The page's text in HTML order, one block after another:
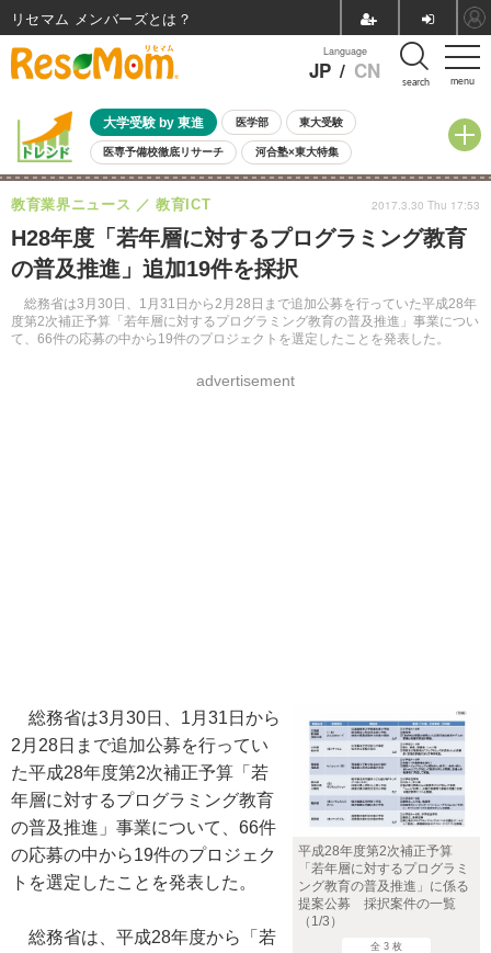
menu
Language
JP / CN search
大学受験 by 東進 医学部 東大受験
医専予備校徹底リサーチ 河合塾×東大特集
親子で考える大学選び 高校受験 中学受験 小学校受験
共通テスト 夏休み 8月開催学校説明会・相談会
8月開催イベント・WS 全国公立高校 過去問 人気記事
自由研究教材（小学生向け） 自由研究教材（中学生向け）
H28年度「若年層に対するプログラミング教育
の普及推進」追加19件を採択
総務省は3月30日、1月31日から2月28日まで追加公募を行っていた平成28年
度第2次補正予算「若年層に対するプログラミング教育の普及推進」事業につい
て、66件の応募の中から19件のプロジェクトを選定したことを発表した。
教育業界ニュース 教育ICT
advertisement
2017.3.30 Thu 17:53
平成28年度第2次補正予算
「若年層に対するプログラミ
ング教育の普及推進」に係る
提案公募 採択案件の一覧
（1/3）
全 3 枚
総務省は3月30日、1月31日から
2月28日まで追加公募を行ってい
た平成28年度第2次補正予算「若
年層に対するプログラミング教育
の普及推進」事業について、66件
の応募の中から19件のプロジェク
トを選定したことを発表した。
総務省は、平成28年度から「若
リセマム メンバーズ